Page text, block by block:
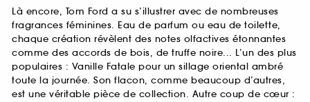
Là encore, Tom Ford a su s’illustrer avec de nombreuses
fragrances féminines. Eau de parfum ou eau de toilette,
chaque création révèlent des notes olfactives étonnantes
comme des accords de bois, de truffe noire... L’un des plus
populaires : Vanille Fatale pour un sillage oriental ambré
toute la journée. Son flacon, comme beaucoup d’autres,
est une véritable pièce de collection. Autre coup de cœur :